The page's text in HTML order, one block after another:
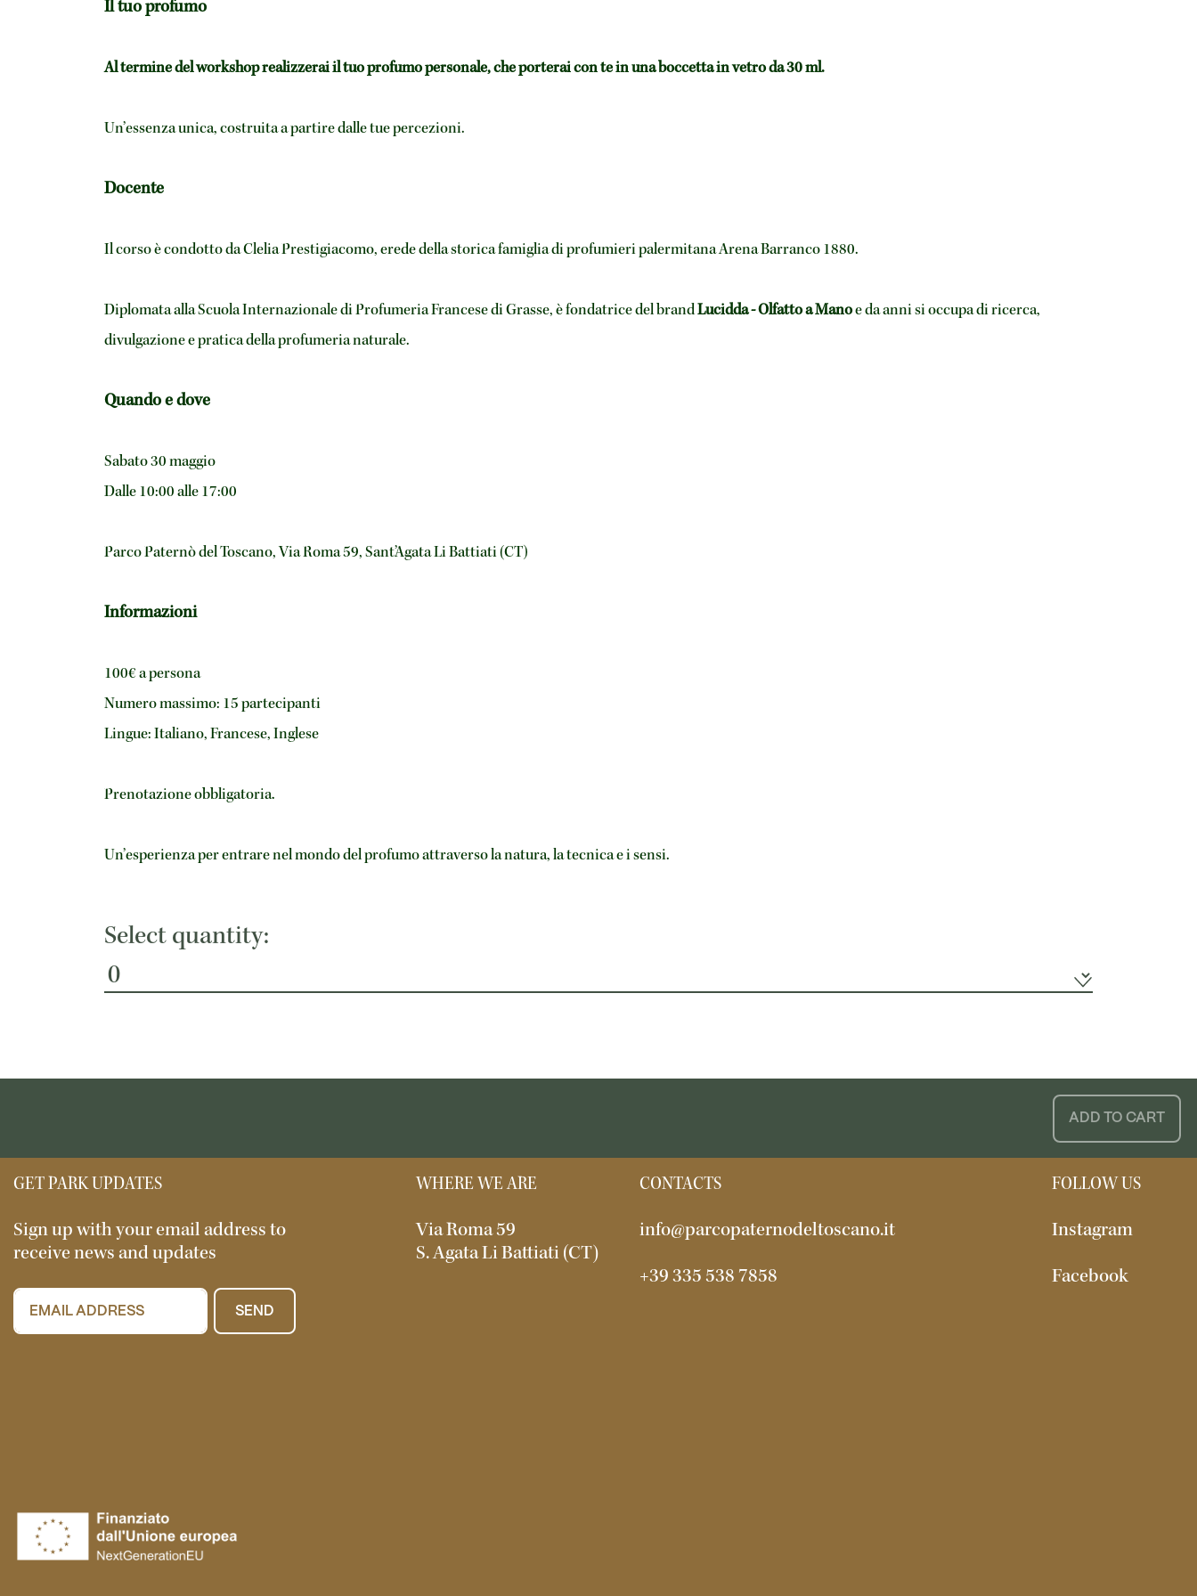
Il tuo profumo
Al termine del workshop realizzerai il tuo profumo personale, che porterai con te in una boccetta in vetro da 30 ml.
Un’essenza unica, costruita a partire dalle tue percezioni.
Docente
Il corso è condotto da Clelia Prestigiacomo, erede della storica famiglia di profumieri palermitana Arena Barranco 1880.
Diplomata alla Scuola Internazionale di Profumeria Francese di Grasse, è fondatrice del brandLucidda - Olfatto a Manoe da anni si occupa di ricerca,
divulgazione e pratica della profumeria naturale.
Quando e dove
Sabato 30 maggio
Dalle 10:00 alle 17:00
Parco Paternò del Toscano, Via Roma 59, Sant’Agata Li Battiati (CT)
Informazioni
100€ a persona
Numero massimo: 15 partecipanti
Lingue: Italiano, Francese, Inglese
Prenotazione obbligatoria.
Un’esperienza per entrare nel mondo del profumo attraverso la natura, la tecnica e i sensi.
Select quantity:
ADD TO CART
GET PARK UPDATES
Sign up with your email address to
receive news and updates
SEND
WHERE WE ARE
Via Roma 59
S. Agata Li Battiati (CT)
CONTACTS
info@parcopaternodeltoscano.it
+39 335 538 7858
FOLLOW US
Instagram
Facebook